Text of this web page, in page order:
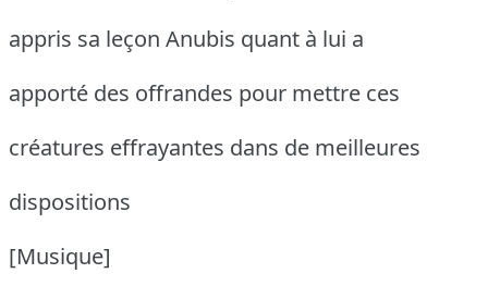
appris sa leçon Anubis quant à lui a
apporté des offrandes pour mettre ces
créatures effrayantes dans de meilleures
dispositions
[Musique]